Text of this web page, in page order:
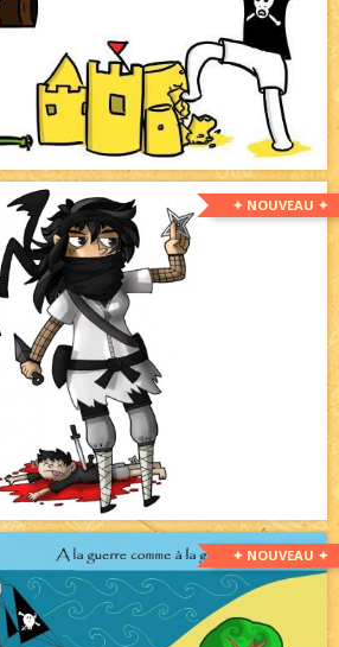
✦ NOUVEAU ✦
✦ NOUVEAU ✦